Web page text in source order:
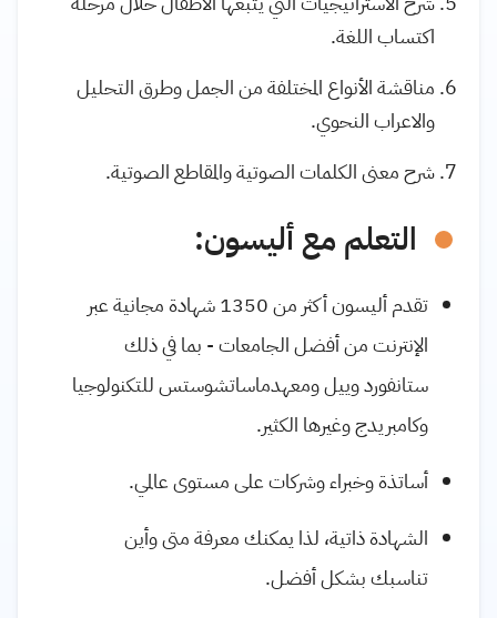
اكتساب اللغة.
مناقشة الأنواع المختلفة من الجمل وطرق التحليل
والاعراب النحوي.
شرح معنى الكلمات الصوتية والمقاطع الصوتية.
التعلم مع أليسون:
تقدم أليسون أكثر من 1350 شهادة مجانية عبر
الإنترنت من أفضل الجامعات - بما في ذلك
ستانفورد وييل ومعهدماساتشوستس للتكنولوجيا
وكامبريدج وغيرها الكثير.
أساتذة وخبراء وشركات على مستوى عالمي.
الشهادة ذاتية، لذا يمكنك معرفة متى وأين
تناسبك بشكل أفضل.